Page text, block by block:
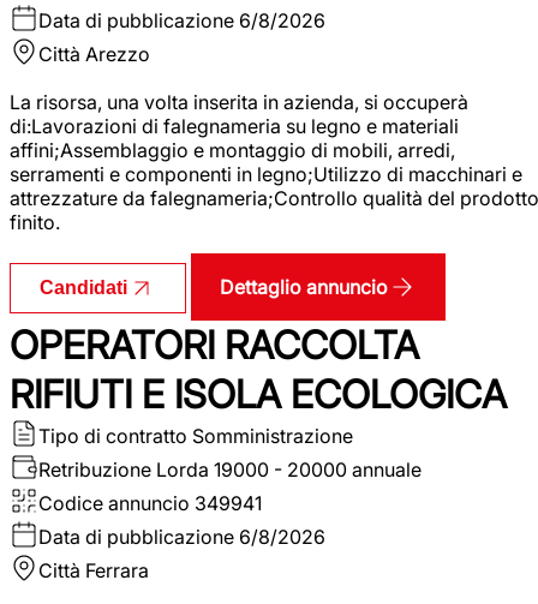
Data di pubblicazione 6/8/2026
Città Arezzo
La risorsa, una volta inserita in azienda, si occuperà
di:Lavorazioni di falegnameria su legno e materiali
affini;Assemblaggio e montaggio di mobili, arredi,
serramenti e componenti in legno;Utilizzo di macchinari e
attrezzature da falegnameria;Controllo qualità del prodotto
finito.
Candidati Dettaglio annuncio
OPERATORI RACCOLTA
RIFIUTI E ISOLA ECOLOGICA
Tipo di contratto Somministrazione
Retribuzione Lorda 19000 - 20000 annuale
Codice annuncio 349941
Data di pubblicazione 6/8/2026
Città Ferrara